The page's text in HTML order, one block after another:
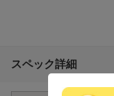
スペック詳細